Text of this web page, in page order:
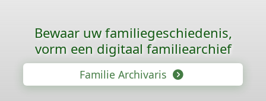
Bewaar uw familie­geschiedenis,
vorm een digitaal familiearchief
Familie Archivaris